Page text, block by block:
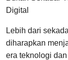
Digital
Lebih dari
diharapkan
era teknologi